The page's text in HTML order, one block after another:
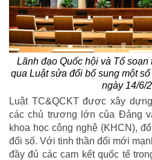
Lãnh đạo Quốc hội và Tổ
qua Luật sửa đổi bổ sung một
ngày 14/6/
Luật TC&QCKT được xây
các chủ trương lớn của Đảng
khoa học công nghệ (KHCN),
đổi số. Với tinh thần đổi mới
đầy đủ các cam kết quốc tế